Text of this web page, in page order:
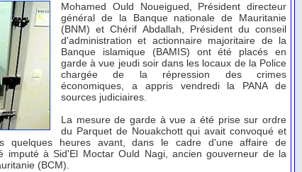
Mohamed Ould Noueigued, Président directeur
général de la Banque nationale de Mauritanie
(BNM) et Chérif Abdallah, Président du conseil
d'administration et actionnaire majoritaire de la
Banque islamique (BAMIS) ont été placés en
garde à vue jeudi soir dans les locaux de la Police
chargée de la répression des crimes
économiques, a appris vendredi la PANA de
sources judiciaires.
La mesure de garde à vue a été prise sur ordre
du Parquet de Nouakchott qui avait convoqué et
quelques heures avant, dans le cadre d'une affaire de
imputé à Sid'El Moctar Ould Nagi, ancien gouverneur de la
(BCM).